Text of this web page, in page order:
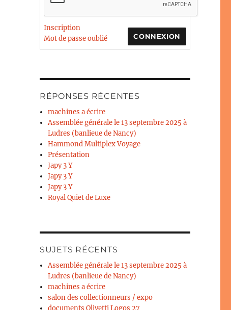
CONNEXION
Inscription
Mot de passe oublié
RÉPONSES RÉCENTES
machines a écrire
Assemblée générale le 13 septembre 2025 à
Ludres (banlieue de Nancy)
Hammond Multiplex Voyage
Présentation
Japy 3 Y
Japy 3 Y
Japy 3 Y
Royal Quiet de Luxe
SUJETS RÉCENTS
Assemblée générale le 13 septembre 2025 à
Ludres (banlieue de Nancy)
machines a écrire
salon des collectionneurs / expo
documents Olivetti Logos 27